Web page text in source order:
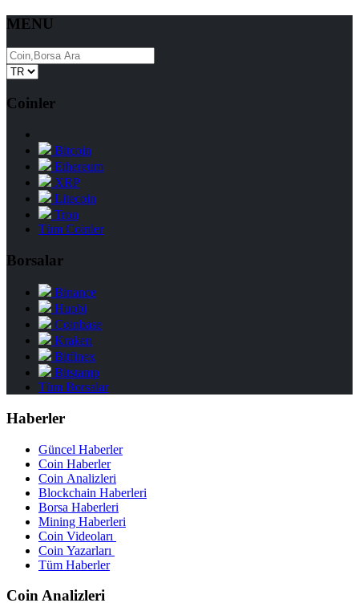
MENU
Coinler
Bitcoin
Ethereum
XRP
Litecoin
Tron
Tüm Coinler
Borsalar
Binance
Huobi
Coinbase
Kraken
Bitfinex
Bitstamp
Tüm Borsalar
Haberler
Güncel Haberler
Coin Haberler
Coin Analizleri
Blockchain Haberleri
Borsa Haberleri
Mining Haberleri
Coin Videoları
Coin Yazarları
Tüm Haberler
Coin Analizleri